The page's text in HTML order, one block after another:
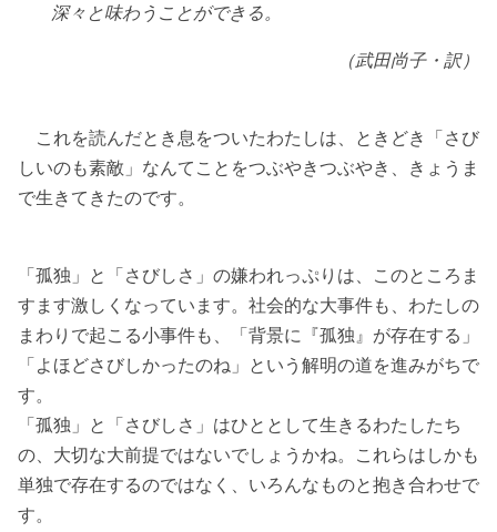
深々と味わうことができる。
（武田尚子・訳）
これを読んだとき息をついたわたしは、ときどき「さび
しいのも素敵」なんてことをつぶやきつぶやき、きょうま
で生きてきたのです。
「孤独」と「さびしさ」の嫌われっぷりは、このところま
すます激しくなっています。社会的な大事件も、わたしの
まわりで起こる小事件も、「背景に『孤独』が存在する」
「よほどさびしかったのね」という解明の道を進みがちで
す。
「孤独」と「さびしさ」はひととして生きるわたしたち
の、大切な大前提ではないでしょうかね。これらはしかも
単独で存在するのではなく、いろんなものと抱き合わせで
す。